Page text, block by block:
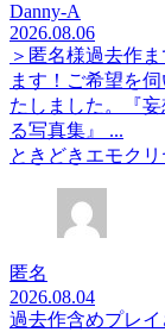
Danny-A
2026.08.06
＞匿名様過去作
ます！ご希望を
たしました。『
る写真集』 ...
ときどきエモク
匿名
2026.08.04
過去作含めプレ